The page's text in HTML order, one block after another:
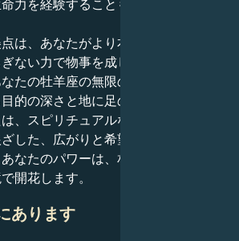
力を経験することも非常に簡単で
は、あなたがより本能的な直感で行
ない力で物事を成し遂げることがで
たの牡羊座の無限のエネルギーは、
的の深さと地に足のついた基盤を見
、スピリチュアルな信念を共有し、
した、広がりと希望を感じる人間関
なたのパワーは、相互尊重と永遠の
開花します。
あります